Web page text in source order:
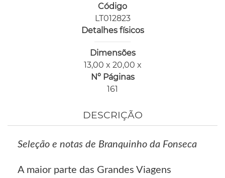
Código
LT012823
Detalhes físicos
Dimensões
13,00 x 20,00 x
Nº Páginas
161
DESCRIÇÃO
Seleção e notas de Branquinho da Fonseca
A maior parte das Grandes Viagens